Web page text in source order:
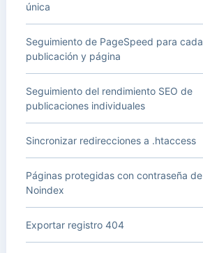
única
Seguimiento de PageSpeed para cada
publicación y página
Seguimiento del rendimiento SEO de
publicaciones individuales
Sincronizar redirecciones a .htaccess
Páginas protegidas con contraseña de
Noindex
Exportar registro 404